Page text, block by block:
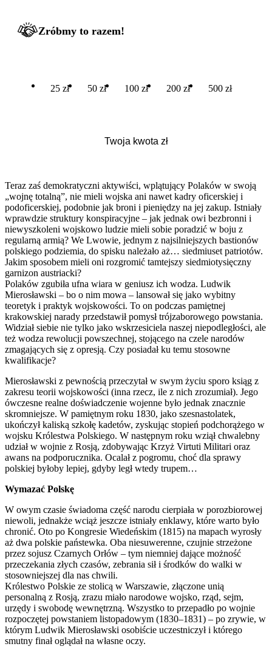
Zróbmy to razem!
25 zł 50 zł 100 zł 200 zł 500 zł
Teraz zaś demokratyczni aktywiści, wplątujący Polaków w swoją
„wojnę totalną”, nie mieli wojska ani nawet kadry oficerskiej i
podoficerskiej, podobnie jak broni i pieniędzy na jej zakup. Istniały
wprawdzie struktury konspiracyjne – jak jednak owi bezbronni i
niewyszkoleni wojskowo ludzie mieli sobie poradzić w boju z
regularną armią? We Lwowie, jednym z najsilniejszych bastionów
polskiego podziemia, do spisku należało aż… siedmiuset patriotów.
Jakim sposobem mieli oni rozgromić tamtejszy siedmiotysięczny
garnizon austriacki?
Polaków zgubiła ufna wiara w geniusz ich wodza. Ludwik
Mierosławski – bo o nim mowa – lansował się jako wybitny
teoretyk i praktyk wojskowości. To on podczas pamiętnej
krakowskiej narady przedstawił pomysł trójzaborowego powstania.
Widział siebie nie tylko jako wskrzesiciela naszej niepodległości, ale
też wodza rewolucji powszechnej, stojącego na czele narodów
zmagających się z opresją. Czy posiadał ku temu stosowne
kwalifikacje?
Mierosławski z pewnością przeczytał w swym życiu sporo ksiąg z
zakresu teorii wojskowości (inna rzecz, ile z nich zrozumiał). Jego
ówczesne realne doświadczenie wojenne było jednak znacznie
skromniejsze. W pamiętnym roku 1830, jako szesnastolatek,
ukończył kaliską szkołę kadetów, zyskując stopień podchorążego w
wojsku Królestwa Polskiego. W następnym roku wziął chwalebny
udział w wojnie z Rosją, zdobywając Krzyż Virtuti Militari oraz
awans na podporucznika. Ocalał z pogromu, choć dla sprawy
polskiej byłoby lepiej, gdyby legł wtedy trupem…
Wymazać Polskę
W owym czasie świadoma część narodu cierpiała w porozbiorowej
niewoli, jednakże wciąż jeszcze istniały enklawy, które warto było
chronić. Oto po Kongresie Wiedeńskim (1815) na mapach wyrosły
aż dwa polskie państewka. Oba niesuwerenne, czujnie strzeżone
przez sojusz Czarnych Orłów – tym niemniej dające możność
przeczekania złych czasów, zebrania sił i środków do walki w
stosowniejszej dla nas chwili.
Królestwo Polskie ze stolicą w Warszawie, złączone unią
personalną z Rosją, zrazu miało narodowe wojsko, rząd, sejm,
urzędy i swobodę wewnętrzną. Wszystko to przepadło po wojnie
rozpoczętej powstaniem listopadowym (1830–1831) – po zrywie, w
którym Ludwik Mierosławski osobiście uczestniczył i którego
smutny finał oglądał na własne oczy.